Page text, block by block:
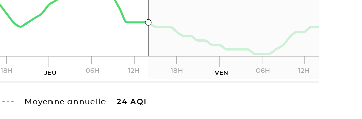
18H JEU 06H 12H 18H VEN 06H 12H
Moyenne annuelle 24 AQI